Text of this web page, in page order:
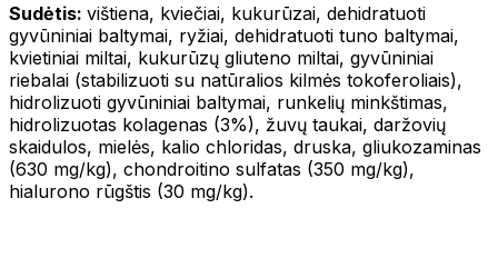
Sudėtis: vištiena, kviečiai, kukurūzai, dehidratuoti
gyvūniniai baltymai, ryžiai, dehidratuoti tuno baltymai,
kvietiniai miltai, kukurūzų gliuteno miltai, gyvūniniai
riebalai (stabilizuoti su natūralios kilmės tokoferoliais),
hidrolizuoti gyvūniniai baltymai, runkelių minkštimas,
hidrolizuotas kolagenas (3%), žuvų taukai, daržovių
skaidulos, mielės, kalio chloridas, druska, gliukozaminas
(630 mg/kg), chondroitino sulfatas (350 mg/kg),
hialurono rūgštis (30 mg/kg).